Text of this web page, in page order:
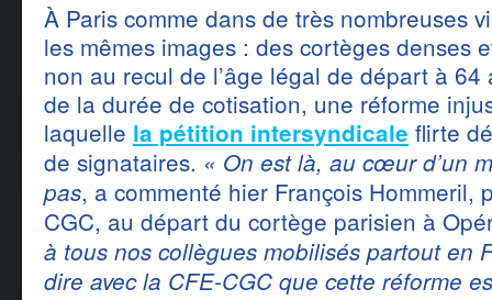
À Paris comme dans de très nombreuses
les mêmes images : des cortèges denses
non au recul de l’âge légal de départ à 64
de la durée de cotisation, une réforme
laquelle la pétition intersyndicale flirte
de signataires. « On est là, au cœur d’un
pas, a commenté hier François Hommeril,
CGC, au départ du cortège parisien à
à tous nos collègues mobilisés partout en
dire avec la CFE-CGC que cette réforme